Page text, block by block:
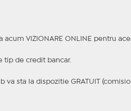
VIZIONARE ONLINE pentru
tip de credit bancar.
sta la dispozitie GRATUIT